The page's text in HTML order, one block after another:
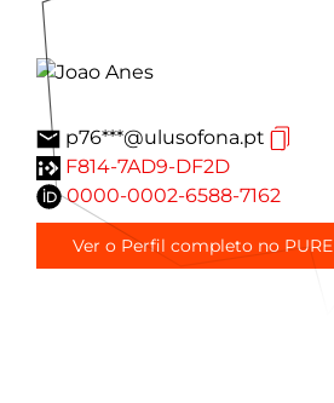
p76***@ulusofona.pt
F814-7AD9-DF2D
0000-0002-6588-7162
Ver o Perfil completo no PURE